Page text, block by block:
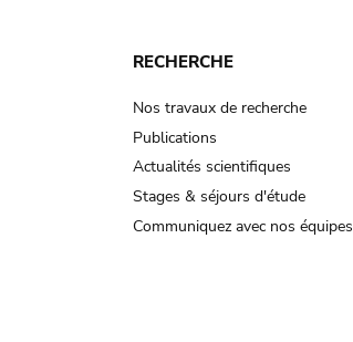
RECHERCHE
Nos travaux de recherche
Publications
Actualités scientifiques
Stages & séjours d'étude
Communiquez avec nos équipes